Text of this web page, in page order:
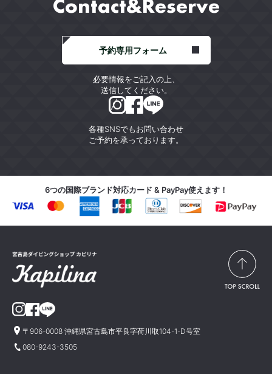
Contact&Reserve
各種SNSでもお問い合わせ
ご予約を承っております。
予約専用フォーム
必要情報をご記入の上、
送信してください。
6つの国際ブランド対応カード & PayPay使えます！
〒906-0008 沖縄県宮古島市平良字荷川取104-1-D号室
080-9243-3505